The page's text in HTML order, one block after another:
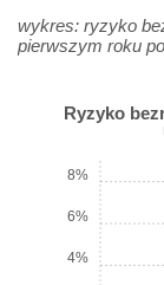
wykres: ryzyko
pierwszym roku
Ryzyko
4%
6%
8%